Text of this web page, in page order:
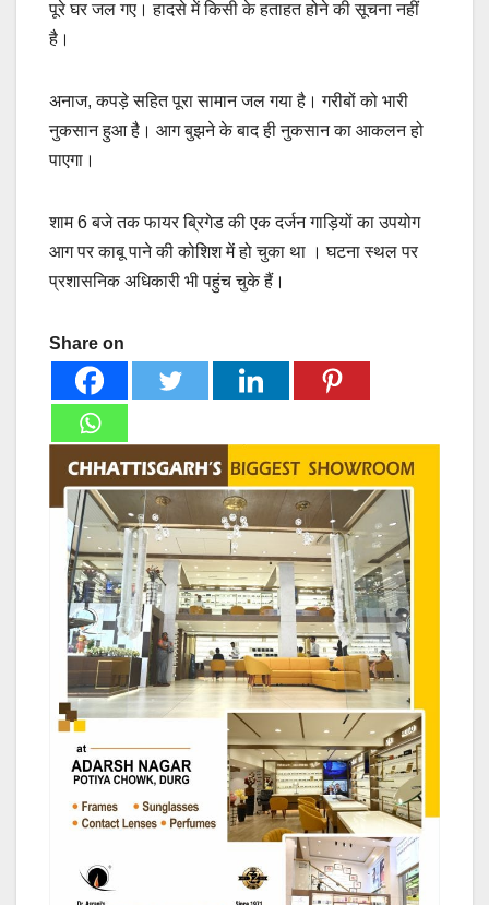
पूरे घर जल गए। हादसे में किसी के हताहत होने की सूचना नहीं
है।
अनाज, कपड़े सहित पूरा सामान जल गया है। गरीबों को भारी
नुकसान हुआ है। आग बुझने के बाद ही नुकसान का आकलन हो
पाएगा।
शाम 6 बजे तक फायर ब्रिगेड की एक दर्जन गाड़ियों का उपयोग
आग पर काबू पाने की कोशिश में हो चुका था । घटना स्थल पर
प्रशासनिक अधिकारी भी पहुंच चुके हैं।
Share on